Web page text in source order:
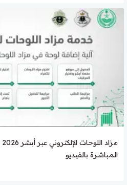
المباشرة بالفيديو